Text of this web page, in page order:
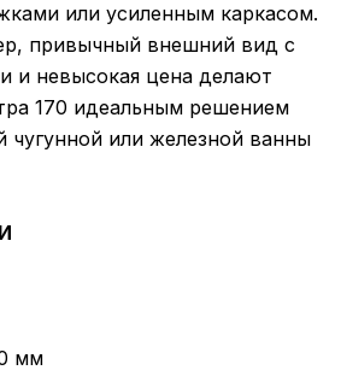
или усиленным каркасом.
привычный внешний вид с
и невысокая цена делают
170 идеальным решением
чугунной или железной ванны
мм